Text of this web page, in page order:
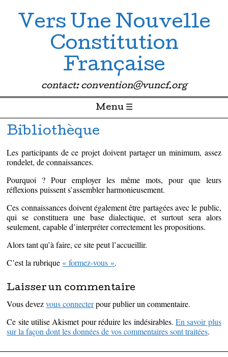
Vers Une Nouvelle
Constitution
Française
contact: convention@vuncf.org
Menu ☰
Passer directement au contenu
Bibliothèque
Les participants de ce projet doivent partager un minimum, assez
rondelet, de connaissances.
Pourquoi ? Pour employer les même mots, pour que leurs
réflexions puissent s’assembler harmonieusement.
Ces connaissances doivent également être partagées avec le public,
qui se constituera une base dialectique, et surtout sera alors
seulement, capable d’interpréter correctement les propositions.
Alors tant qu’à faire, ce site peut l’accueillir.
C’est la rubrique « formez-vous ».
Laisser un commentaire
Vous devezvous connecterpour publier un commentaire.
Ce site utilise Akismet pour réduire les indésirables. En savoir plus
sur la façon dont les données de vos commentaires sont traitées.